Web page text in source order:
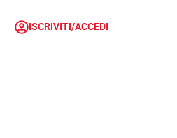
ISCRIVITI/ACCEDI